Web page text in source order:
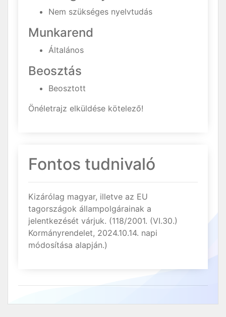
Nem szükséges nyelvtudás
Munkarend
Általános
Beosztás
Beosztott
Önéletrajz elküldése kötelező!
Fontos tudnivaló
Kizárólag magyar, illetve az EU
tagországok állampolgárainak a
jelentkezését várjuk. (118/2001. (VI.30.)
Kormányrendelet, 2024.10.14. napi
módosítása alapján.)